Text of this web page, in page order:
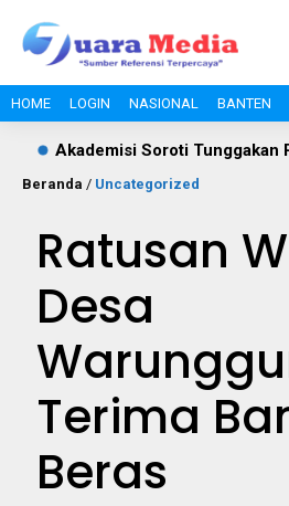
HOME LOGIN NASIONAL BANTEN
Tunggakan PBB Rp8,4 Miliar
Beranda / Uncategorized
Ratusan
Desa
Terima
Beras